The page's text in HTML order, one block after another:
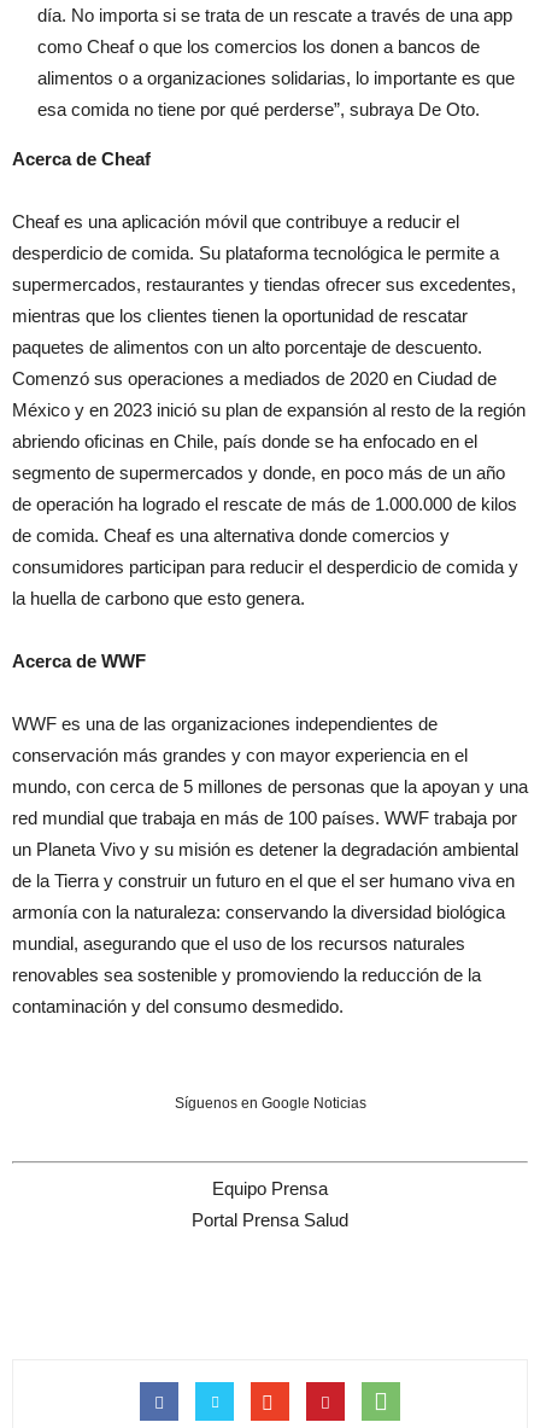
día. No importa si se trata de un rescate a través de una app
como Cheaf o que los comercios los donen a bancos de
alimentos o a organizaciones solidarias, lo importante es que
esa comida no tiene por qué perderse”, subraya De Oto.
Acerca de Cheaf
Cheaf es una aplicación móvil que contribuye a reducir el
desperdicio de comida. Su plataforma tecnológica le permite a
supermercados, restaurantes y tiendas ofrecer sus excedentes,
mientras que los clientes tienen la oportunidad de rescatar
paquetes de alimentos con un alto porcentaje de descuento.
Comenzó sus operaciones a mediados de 2020 en Ciudad de
México y en 2023 inició su plan de expansión al resto de la región
abriendo oficinas en Chile, país donde se ha enfocado en el
segmento de supermercados y donde, en poco más de un año
de operación ha logrado el rescate de más de 1.000.000 de kilos
de comida. Cheaf es una alternativa donde comercios y
consumidores participan para reducir el desperdicio de comida y
la huella de carbono que esto genera.
Acerca de WWF
WWF es una de las organizaciones independientes de
conservación más grandes y con mayor experiencia en el
mundo, con cerca de 5 millones de personas que la apoyan y una
red mundial que trabaja en más de 100 países. WWF trabaja por
un Planeta Vivo y su misión es detener la degradación ambiental
de la Tierra y construir un futuro en el que el ser humano viva en
armonía con la naturaleza: conservando la diversidad biológica
mundial, asegurando que el uso de los recursos naturales
renovables sea sostenible y promoviendo la reducción de la
contaminación y del consumo desmedido.
Síguenos en Google Noticias
Equipo Prensa
Portal Prensa Salud